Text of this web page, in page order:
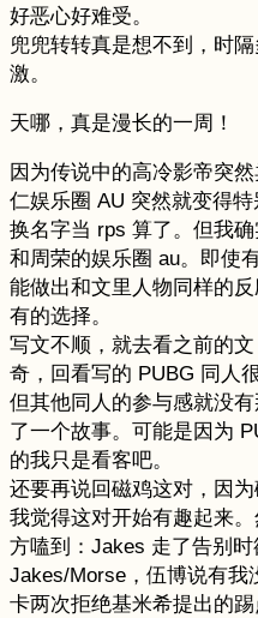
好恶心好难受。
兜兜转转真是想不到，时
激。
天哪，真是漫长的一周！
因为传说中的高冷影帝突
仁娱乐圈 AU 突然就变得
换名字当 rps 算了。但我
和周荣的娱乐圈 au。即使
能做出和文里人物同样的
有的选择。
写文不顺，就去看之前的
奇，回看写的 PUBG 同人
但其他同人的参与感就没
了一个故事。可能是因为
的我只是看客吧。
还要再说回磁鸡这对，因
我觉得这对开始有趣起来
方嗑到：Jakes 走了告别
Jakes/Morse，伍博说有我
卡两次拒绝基米希提出的